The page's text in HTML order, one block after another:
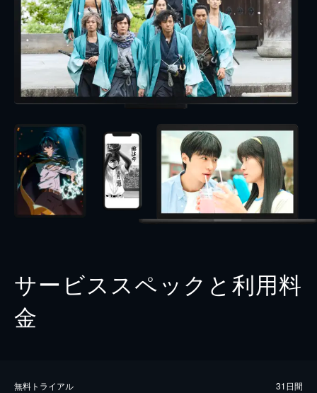
サービススペックと利用料
金
無料トライアル 31日間